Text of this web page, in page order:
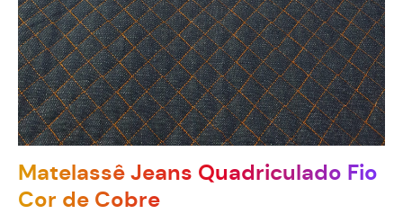
Matelassê Jeans Quadriculado Fio
Cor de Cobre